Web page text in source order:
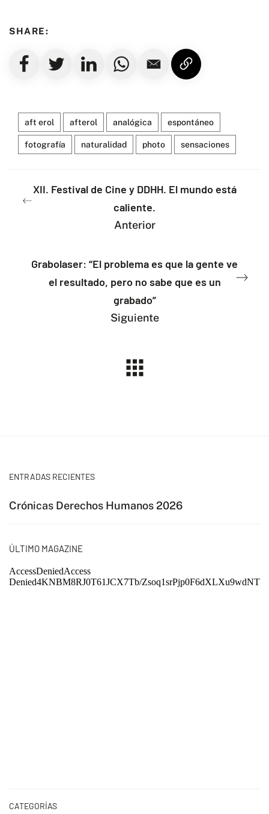
SHARE:
aft erol afterol analógica espontáneo
fotografía naturalidad photo sensaciones
XII. Festival de Cine y DDHH. El mundo está
caliente.
Anterior
Grabolaser: “El problema es que la gente ve
el resultado, pero no sabe que es un
grabado”
Siguiente
ENTRADAS RECIENTES
Crónicas Derechos Humanos 2026
ÚLTIMO MAGAZINE
CATEGORÍAS